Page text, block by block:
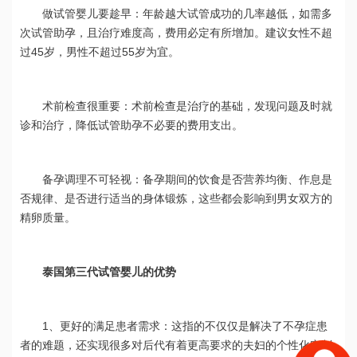
做试管婴儿要趁早：年龄越大试管成功的几率越低，如需多
次试管助孕，且治疗难度高，费用必定有所增加。建议女性不超
过45岁，男性不超过55岁为宜。
术前检查很重要：术前检查是治疗的基础，发现问题及时就
诊和治疗，降低试管助孕不必要的费用支出。
备孕调理不可轻视：备孕期间的饮食是否营养均衡、作息是
否规律、是否进行适当的身体锻炼，这些都会影响到男女双方的
精卵质量。
泰国第三代试管婴儿的优势
1、更好的满足患者需求：这指的不仅仅是解决了不孕症患
者的难题，还实现很多对后代有着更高要求的夫妇的个性化定制